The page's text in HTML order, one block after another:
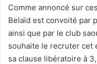
Comme annoncé sur
Belaïd est convoité par
ainsi que par le club
souhaite le recruter cet
sa clause libératoire à